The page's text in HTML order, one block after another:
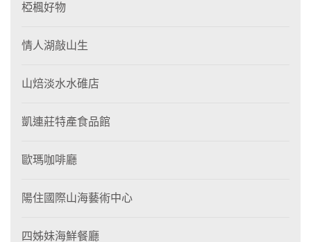
椏楓好物
情人湖敲山生
山焙淡水水碓店
凱連莊特產食品館
歐瑪咖啡廳
陽住國際山海藝術中心
四姊妹海鮮餐廳